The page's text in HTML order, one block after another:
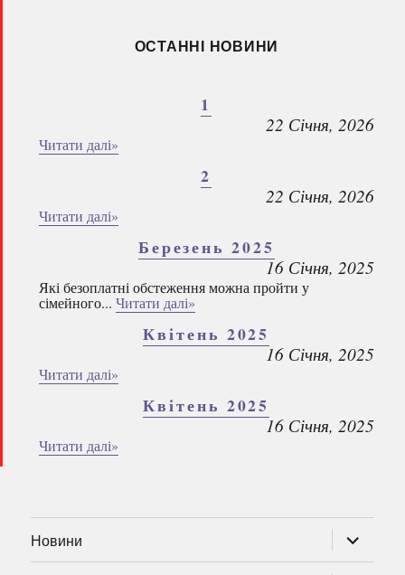
ОСТАННІ НОВИНИ
1
22 Січня, 2026
Читати далі»
2
22 Січня, 2026
Читати далі»
Березень 2025
16 Січня, 2025
Які безоплатні обстеження можна пройти у
сімейного... Читати далі»
Квітень 2025
16 Січня, 2025
Читати далі»
Квітень 2025
16 Січня, 2025
Читати далі»
Новини
підменю